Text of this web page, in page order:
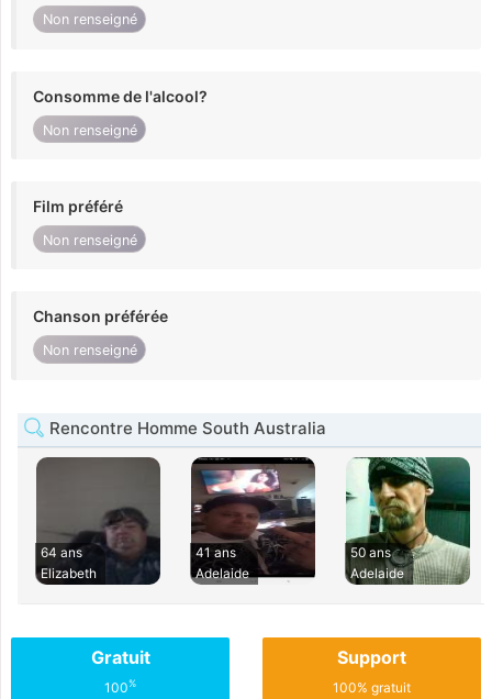
Non renseigné
Consomme de l'alcool?
Non renseigné
Film préféré
Non renseigné
Chanson préférée
Non renseigné
Rencontre Homme South Australia
64 ans
Elizabeth
41 ans
Adelaide
50 ans
Adelaide
Gratuit
100%
Support
100% gratuit